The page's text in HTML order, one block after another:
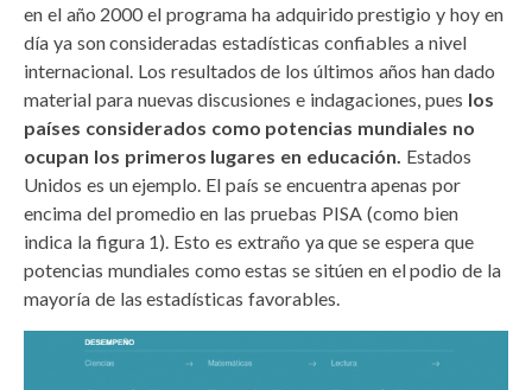
en el año 2000 el programa ha adquirido prestigio y hoy en
día ya son consideradas estadísticas confiables a nivel
internacional. Los resultados de los últimos años han dado
material para nuevas discusiones e indagaciones, pues los
países considerados como potencias mundiales no
ocupan los primeros lugares en educación. Estados
Unidos es un ejemplo. El país se encuentra apenas por
encima del promedio en las pruebas PISA (como bien
indica la figura 1). Esto es extraño ya que se espera que
potencias mundiales como estas se sitúen en el podio de la
mayoría de las estadísticas favorables.